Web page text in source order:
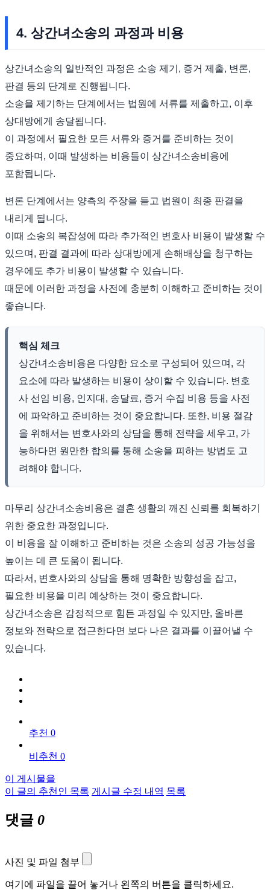
4. 상간녀소송의 과정과 비용
상간녀소송의 일반적인 과정은 소송 제기, 증거 제출, 변론,
판결 등의 단계로 진행됩니다.
소송을 제기하는 단계에서는 법원에 서류를 제출하고, 이후
상대방에게 송달됩니다.
이 과정에서 필요한 모든 서류와 증거를 준비하는 것이
중요하며, 이때 발생하는 비용들이 상간녀소송비용에
포함됩니다.
변론 단계에서는 양측의 주장을 듣고 법원이 최종 판결을
내리게 됩니다.
이때 소송의 복잡성에 따라 추가적인 변호사 비용이 발생할 수
있으며, 판결 결과에 따라 상대방에게 손해배상을 청구하는
경우에도 추가 비용이 발생할 수 있습니다.
때문에 이러한 과정을 사전에 충분히 이해하고 준비하는 것이
좋습니다.
핵심 체크
상간녀소송비용은 다양한 요소로 구성되어 있으며, 각
요소에 따라 발생하는 비용이 상이할 수 있습니다. 변호
사 선임 비용, 인지대, 송달료, 증거 수집 비용 등을 사전
에 파악하고 준비하는 것이 중요합니다. 또한, 비용 절감
을 위해서는 변호사와의 상담을 통해 전략을 세우고, 가
능하다면 원만한 합의를 통해 소송을 피하는 방법도 고
려해야 합니다.
마무리 상간녀소송비용은 결혼 생활의 깨진 신뢰를 회복하기
위한 중요한 과정입니다.
이 비용을 잘 이해하고 준비하는 것은 소송의 성공 가능성을
높이는 데 큰 도움이 됩니다.
따라서, 변호사와의 상담을 통해 명확한 방향성을 잡고,
필요한 비용을 미리 예상하는 것이 중요합니다.
상간녀소송은 감정적으로 힘든 과정일 수 있지만, 올바른
정보와 전략으로 접근한다면 보다 나은 결과를 이끌어낼 수
있습니다.
추천 0
비추천 0
이 게시물을
이 글의 추천인 목록 게시글 수정 내역 목록
댓글 0
사진 및 파일 첨부
여기에 파일을 끌어 놓거나 왼쪽의 버튼을 클릭하세요.